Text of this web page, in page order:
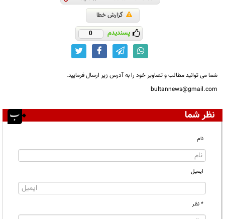
گزارش خطا
پسندیدم 0
شما می توانید مطالب و تصاویر خود را به آدرس زیر ارسال فرمایید.
bultannews@gmail.com
نظر شما
نام
ایمیل
* نظر